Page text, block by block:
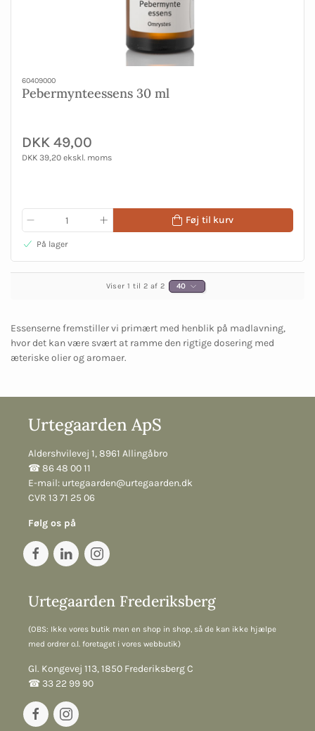
60409000
Pebermynteessens 30 ml
DKK 49,00
DKK 39,20 ekskl. moms
Føj til kurv
På lager
Viser 1 til 2 af 2 40
Essenserne fremstiller vi primært med henblik på madlavning,
hvor det kan være svært at ramme den rigtige dosering med
æteriske olier og aromaer.
Urtegaarden ApS
Aldershvilevej 1, 8961 Allingåbro
☎︎ 86 48 00 11
E-mail: urtegaarden@urtegaarden.dk
CVR 13 71 25 06
Følg os på
Urtegaarden Frederiksberg
(OBS: Ikke vores butik men en shop in shop, så de kan ikke hjælpe
med ordrer o.l. foretaget i vores webbutik)
Gl. Kongevej 113, 1850 Frederiksberg C
☎︎ 33 22 99 90